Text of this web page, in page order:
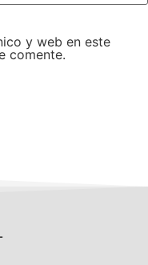
y web en este
comente.